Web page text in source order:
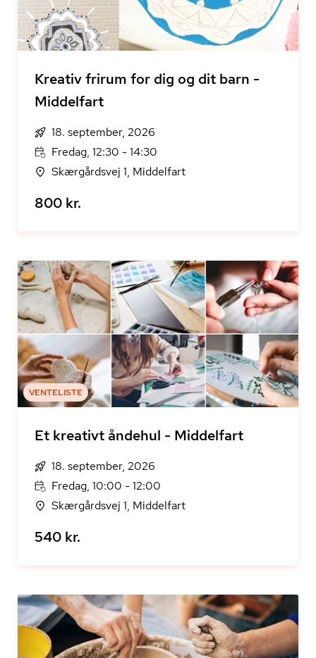
Kreativ frirum for dig og dit barn -
Middelfart
18. september, 2026
Fredag, 12:30 - 14:30
Skærgårdsvej 1, Middelfart
800 kr.
VENTELISTE
Et kreativt åndehul - Middelfart
18. september, 2026
Fredag, 10:00 - 12:00
Skærgårdsvej 1, Middelfart
540 kr.